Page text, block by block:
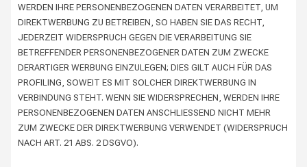
WERDEN IHRE PERSONENBEZOGENEN DATEN VERARBEITET, UM
DIREKTWERBUNG ZU BETREIBEN, SO HABEN SIE DAS RECHT,
JEDERZEIT WIDERSPRUCH GEGEN DIE VERARBEITUNG SIE
BETREFFENDER PERSONENBEZOGENER DATEN ZUM ZWECKE
DERARTIGER WERBUNG EINZULEGEN; DIES GILT AUCH FÜR DAS
PROFILING, SOWEIT ES MIT SOLCHER DIREKTWERBUNG IN
VERBINDUNG STEHT. WENN SIE WIDERSPRECHEN, WERDEN IHRE
PERSONENBEZOGENEN DATEN ANSCHLIESSEND NICHT MEHR
ZUM ZWECKE DER DIREKTWERBUNG VERWENDET (WIDERSPRUCH
NACH ART. 21 ABS. 2 DSGVO).